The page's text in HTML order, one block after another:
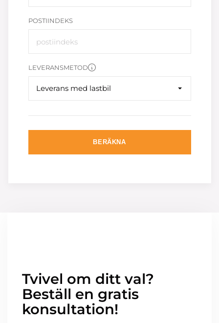
POSTIINDEKS
LEVERANSMETOD
Leverans med lastbil
BERÄKNA
Tvivel om ditt val?
Beställ en gratis
konsultation!